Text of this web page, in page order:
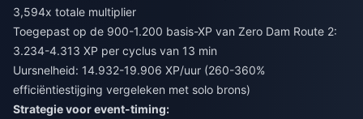
3,594x totale multiplier
Toegepast op de 900-1.200 basis-XP van Zero Dam Route 2:
3.234-4.313 XP per cyclus van 13 min
Uursnelheid: 14.932-19.906 XP/uur (260-360%
efficiëntiestijging vergeleken met solo brons)
Strategie voor event-timing: